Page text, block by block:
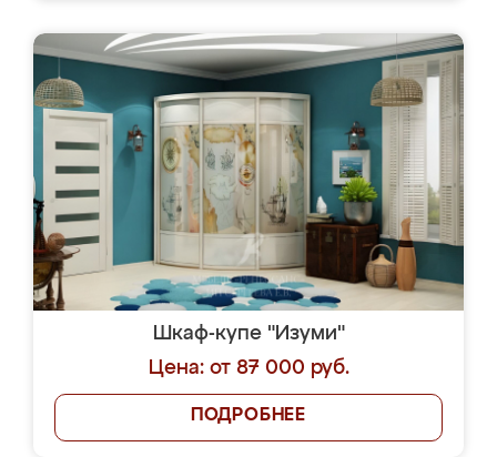
Шкаф-купе "Изуми"
Цена: от 87 000 руб.
ПОДРОБНЕЕ